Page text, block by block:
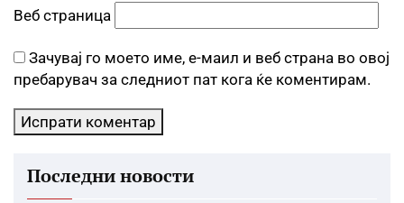
Веб страница
Зачувај го моето име, е-маил и веб страна во овој
пребарувач за следниот пат кога ќе коментирам.
Последни новости